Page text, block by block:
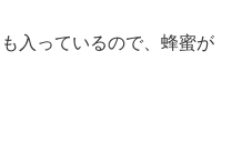
入っているので、蜂蜜が